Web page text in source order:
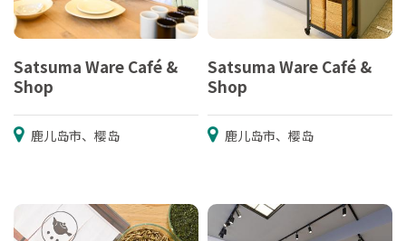
Satsuma Ware Café &
Shop
鹿儿岛市、樱岛
Satsuma Ware Café &
Shop
鹿儿岛市、樱岛